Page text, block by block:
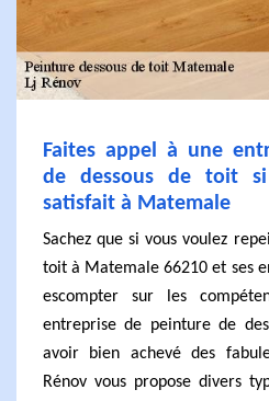
Faites appel à une
de dessous de toit
satisfait à Matemale
Sachez que si vous voulez
toit à Matemale 66210 et ses
escompter sur les
entreprise de peinture de
avoir bien achevé des
Rénov vous propose divers